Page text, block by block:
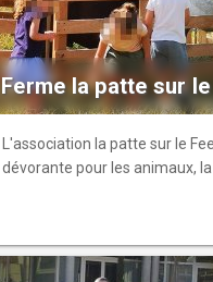
tribulations universelles d’un
finesse et ironie entre jeu
!** [\>> Plus d'infos](https://
arto.fr/evenement/idylle/)
Ferme la patte sur
L'association la patte sur le
dévorante pour les animaux,